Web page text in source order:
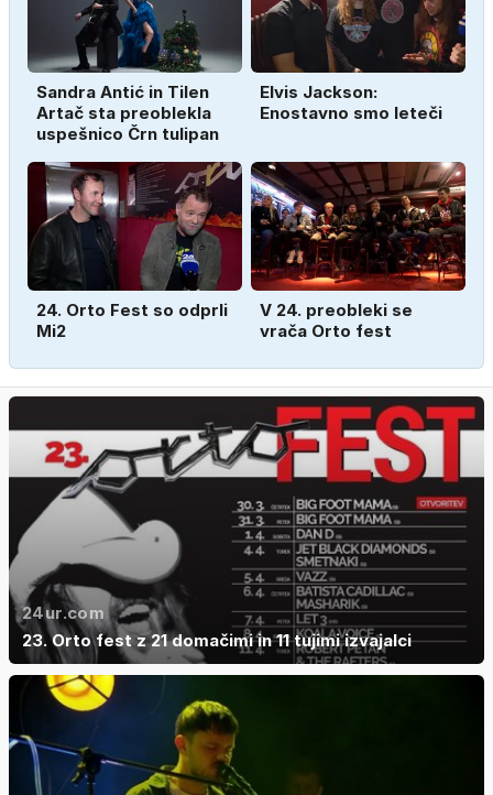
Sandra Antić in Tilen
Artač sta preoblekla
uspešnico Črn tulipan
Elvis Jackson:
Enostavno smo leteči
24. Orto Fest so odprli
Mi2
V 24. preobleki se
vrača Orto fest
24ur.com
23. Orto fest z 21 domačimi in 11 tujimi izvajalci